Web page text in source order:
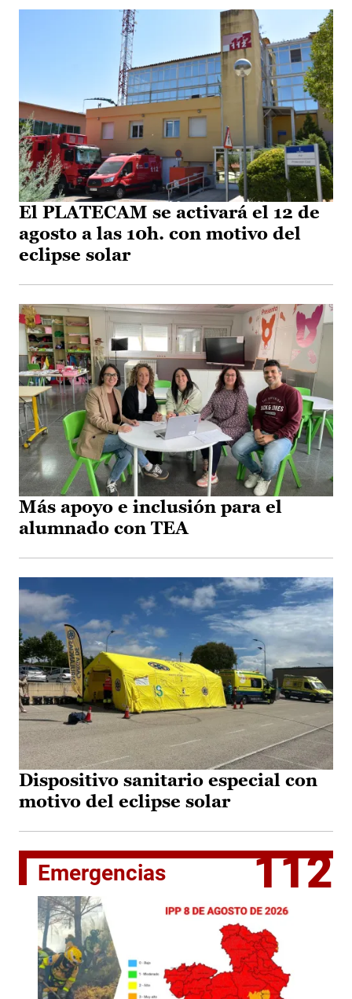
El PLATECAM se activará el 12 de
agosto a las 10h. con motivo del
eclipse solar
Más apoyo e inclusión para el
alumnado con TEA
Dispositivo sanitario especial con
motivo del eclipse solar
Emergencias 112